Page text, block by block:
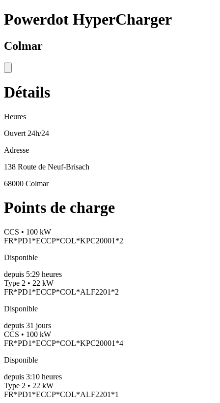
Powerdot HyperCharger
Colmar
Détails
Heures
Ouvert 24h/24
Adresse
138 Route de Neuf-Brisach
68000 Colmar
Points de charge
CCS • 100 kW
FR*PD1*ECCP*COL*KPC20001*2
Disponible
depuis 5:29 heures
Type 2 • 22 kW
FR*PD1*ECCP*COL*ALF2201*2
Disponible
depuis 31 jours
CCS • 100 kW
FR*PD1*ECCP*COL*KPC20001*4
Disponible
depuis 3:10 heures
Type 2 • 22 kW
FR*PD1*ECCP*COL*ALF2201*1